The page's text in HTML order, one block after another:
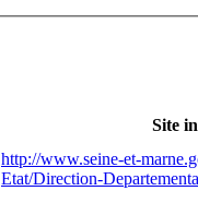
Site
http://www.seine-et-
Etat/Direction-